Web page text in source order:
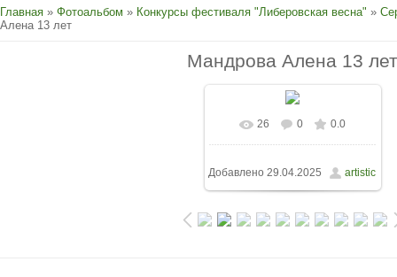
Главная » Фотоальбом » Конкурсы фестиваля "Либеровская весна" »
Алена 13 лет
Мандрова Алена 13 лет
26 0 0.0
Добавлено 29.04.2025 artistic